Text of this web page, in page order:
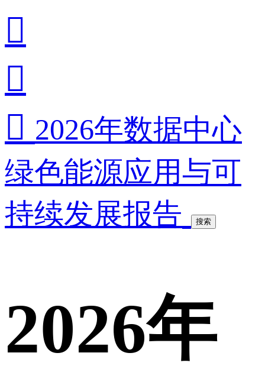


 2026年数据中心
绿色能源应用与可
持续发展报告
搜索
2026年